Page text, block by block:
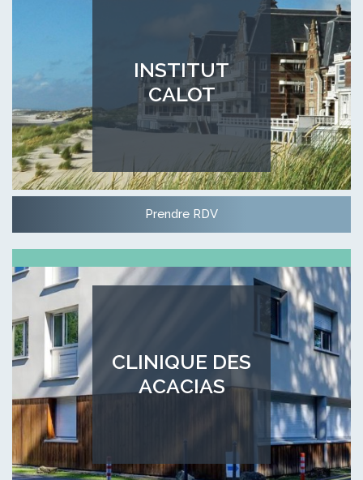
INSTITUT
CALOT
Prendre RDV
CLINIQUE DES
ACACIAS